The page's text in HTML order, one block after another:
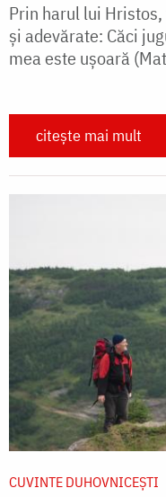
Prin harul lui
și adevărate: Căci
mea este ușoară
citește mai mult
CUVINTE DUHOVNICEȘTI